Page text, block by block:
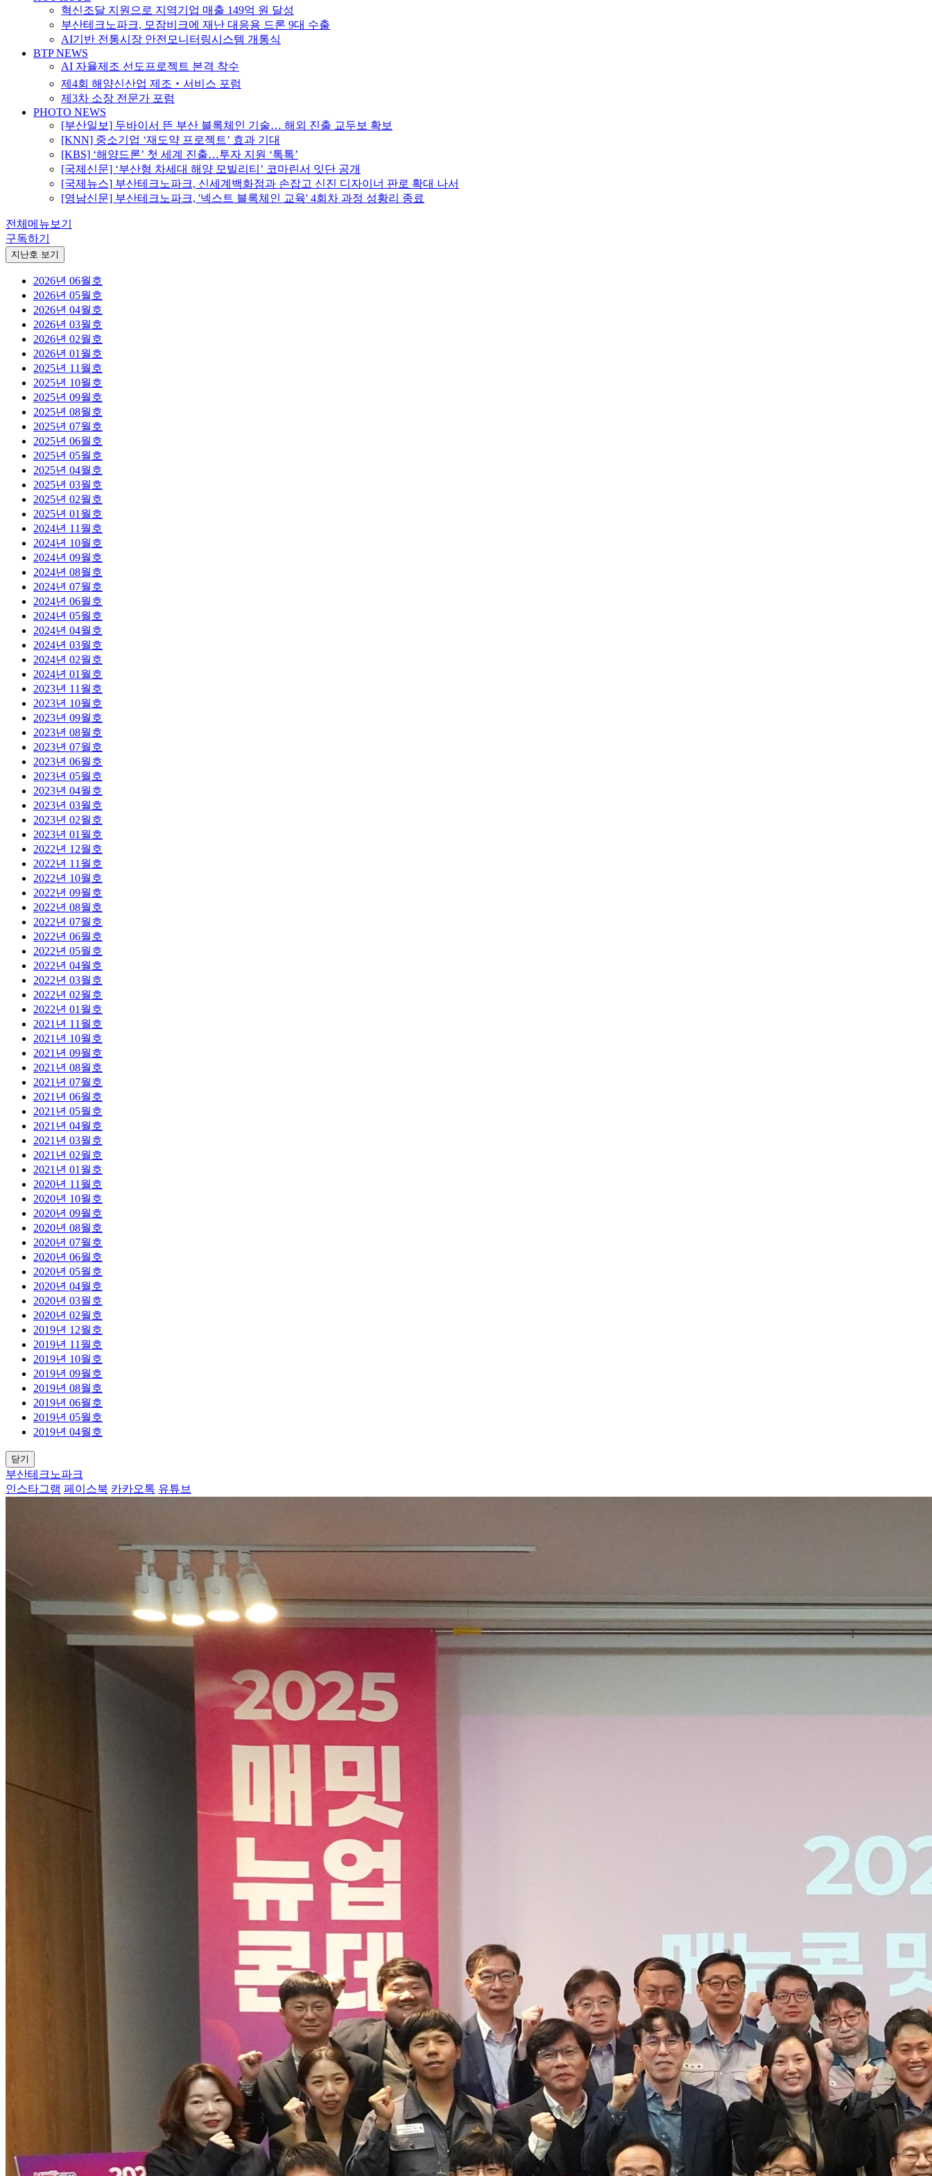
혁신조달 지원으로 지역기업 매출 149억 원 달성
부산테크노파크, 모잠비크에 재난 대응용 드론 9대 수출
AI기반 전통시장 안전모니터링시스템 개통식
BTP NEWS
AI 자율제조 선도프로젝트 본격 착수
제4회 해양신산업 제조‧서비스 포럼
제3차 소장 전문가 포럼
PHOTO NEWS
[부산일보] 두바이서 뜬 부산 블록체인 기술… 해외 진출 교두보 확보
[KNN] 중소기업 ‘재도약 프로젝트’ 효과 기대
[KBS] ‘해양드론’ 첫 세계 진출…투자 지원 ‘톡톡’
[국제신문] ‘부산형 차세대 해양 모빌리티’ 코마린서 잇단 공개
[국제뉴스] 부산테크노파크, 신세계백화점과 손잡고 신진 디자이너 판로 확대 나서
[영남신문] 부산테크노파크, '넥스트 블록체인 교육' 4회차 과정 성황리 종료
전체메뉴보기
구독하기
지난호 보기
2026년 06월호
2026년 05월호
2026년 04월호
2026년 03월호
2026년 02월호
2026년 01월호
2025년 11월호
2025년 10월호
2025년 09월호
2025년 08월호
2025년 07월호
2025년 06월호
2025년 05월호
2025년 04월호
2025년 03월호
2025년 02월호
2025년 01월호
2024년 11월호
2024년 10월호
2024년 09월호
2024년 08월호
2024년 07월호
2024년 06월호
2024년 05월호
2024년 04월호
2024년 03월호
2024년 02월호
2024년 01월호
2023년 11월호
2023년 10월호
2023년 09월호
2023년 08월호
2023년 07월호
2023년 06월호
2023년 05월호
2023년 04월호
2023년 03월호
2023년 02월호
2023년 01월호
2022년 12월호
2022년 11월호
2022년 10월호
2022년 09월호
2022년 08월호
2022년 07월호
2022년 06월호
2022년 05월호
2022년 04월호
2022년 03월호
2022년 02월호
2022년 01월호
2021년 11월호
2021년 10월호
2021년 09월호
2021년 08월호
2021년 07월호
2021년 06월호
2021년 05월호
2021년 04월호
2021년 03월호
2021년 02월호
2021년 01월호
2020년 11월호
2020년 10월호
2020년 09월호
2020년 08월호
2020년 07월호
2020년 06월호
2020년 05월호
2020년 04월호
2020년 03월호
2020년 02월호
2019년 12월호
2019년 11월호
2019년 10월호
2019년 09월호
2019년 08월호
2019년 06월호
2019년 05월호
2019년 04월호
닫기
부산테크노파크
인스타그램 페이스북 카카오톡 유튜브